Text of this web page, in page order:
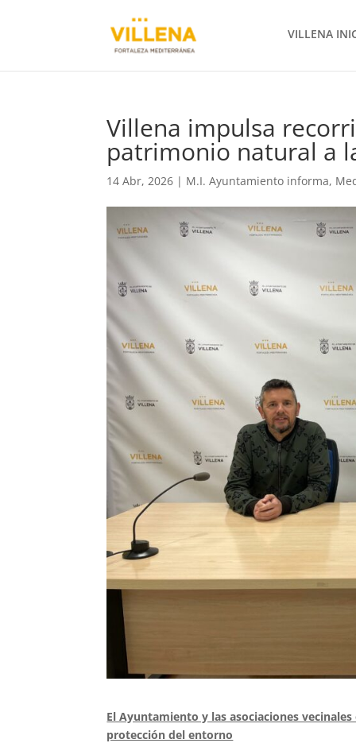
VILLENA
Villena impulsa
patrimonio natural a
14 Abr, 2026 | M.I. Ayuntamiento informa,
El Ayuntamiento y las asociaciones
protección del entorno